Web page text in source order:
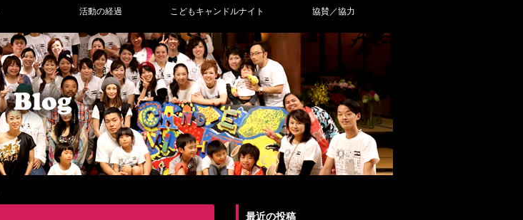
活動の経過 こどもキャンドルナイト 協賛／協力
最近の投稿